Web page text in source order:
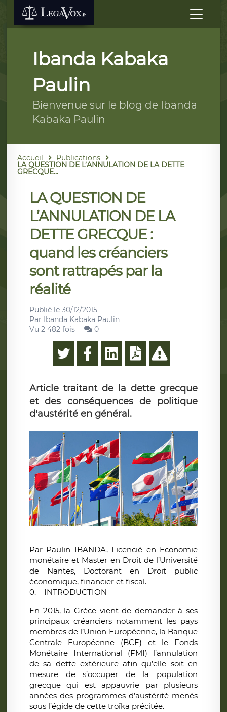
Ibanda Kabaka
Paulin
Bienvenue sur le blog de Ibanda
Kabaka Paulin
Accueil Publications
LA QUESTION DE L’ANNULATION DE LA DETTE
GRECQUE...
LA QUESTION DE
L’ANNULATION DE LA
DETTE GRECQUE :
quand les créanciers
sont rattrapés par la
réalité
Publié le 30/12/2015
Par Ibanda Kabaka Paulin
Vu 2 482 fois
0
Article traitant de la dette grecque
et des conséquences de politique
d'austérité en général.
Par Paulin IBANDA, Licencié en Economie
monétaire et Master en Droit de l’Université
de Nantes, Doctorant en Droit public
économique, financier et fiscal.
0. INTRODUCTION
En 2015, la Grèce vient de demander à ses
principaux créanciers notamment les pays
membres de l’Union Européenne, la Banque
Centrale Européenne (BCE) et le Fonds
Monétaire International (FMI) l’annulation
de sa dette extérieure afin qu’elle soit en
mesure de s’occuper de la population
grecque qui est appauvrie par plusieurs
années des programmes d’austérité menés
sous l’égide de cette troïka précitée.